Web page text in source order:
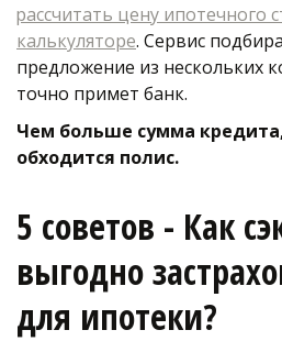
рассчитать цену ипотечного
калькуляторе. Сервис
предложение из нескольких
точно примет банк.
Чем больше сумма
обходится полис.
5 советов - Как
выгодно
для ипотеки?